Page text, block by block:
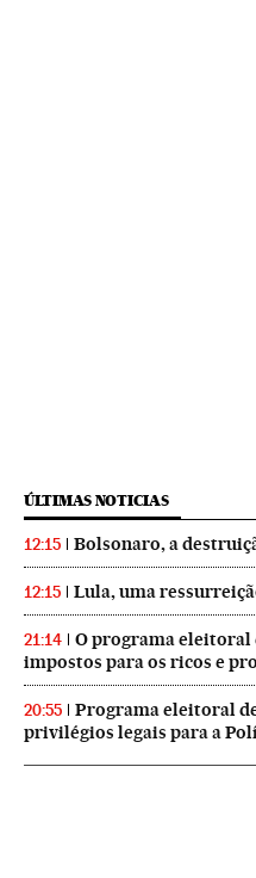
ÚLTIMAS NOTICIAS
12:15 Bolsonaro, a
12:15 Lula, uma
21:14
O programa eleitoral
impostos para os ricos e
20:55
Programa eleitoral
privilégios legais para a